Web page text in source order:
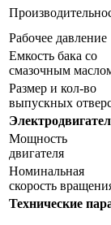
Рабочее давление
Емкость бака со
смазочным
Размер и кол-во
выпускных
Мощность
двигателя
Номинальная
скорость
Технические